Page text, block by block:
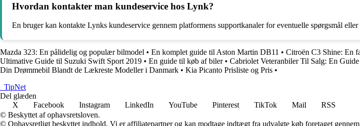
Hvordan kontakter man kundeservice hos Lynk?
En bruger kan kontakte Lynks kundeservice gennem platformens supportkanaler for eventuelle spørgsmål eller
Mazda 323: En pålidelig og populær bilmodel • En komplet guide til Aston Martin DB11 • Citroën C3 Shine: En
Ultimative Guide til Suzuki Swift Sport 2019 • En guide til køb af biler• Cabriolet Veteranbiler Til Salg: En
Din Drømmebil Blandt de Lækreste Modeller i Danmark • Kia Picanto Prisliste og Pris •
TipNet
Del glæden
X
Facebook Instagram LinkedIn YouTube Pinterest TikTok Mail
RSS
© Beskyttet af ophavsretsloven.
© Ophavsretligt beskyttet indhold. Vi er affiliatepartner og kan modtage indtægt fra udvalgte køb foretaget gennem